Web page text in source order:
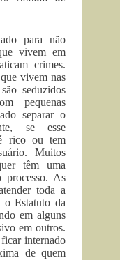
para não
vivem em
crimes.
vivem nas
seduzidos
pequenas
separar o
se esse
rico ou tem
Muitos
têm uma
processo. As
toda a
o Estatuto da
em alguns
em outros.
internado
de quem